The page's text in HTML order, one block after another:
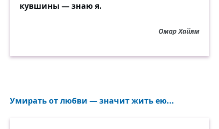
кувшины — знаю я.
Омар Хайям
Умирать от любви — значит жить ею...